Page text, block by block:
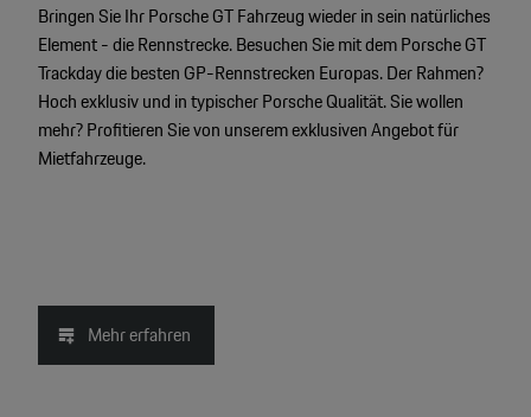
Bringen Sie Ihr Porsche GT Fahrzeug wieder in sein natürliches
Element - die Rennstrecke. Besuchen Sie mit dem Porsche GT
Trackday die besten GP-Rennstrecken Europas. Der Rahmen?
Hoch exklusiv und in typischer Porsche Qualität. Sie wollen
mehr? Profitieren Sie von unserem exklusiven Angebot für
Mietfahrzeuge.
Mehr erfahren